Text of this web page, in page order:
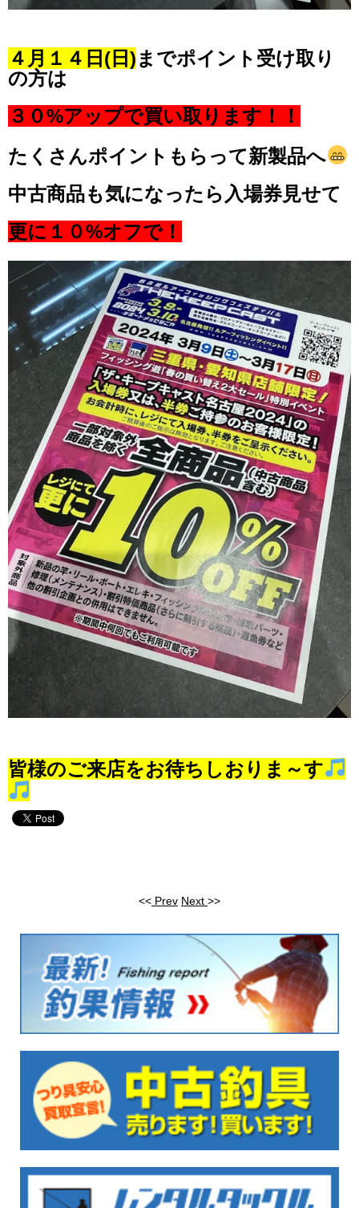
４月１４日(日)までポイント受け取り
の方は
３０%アップで買い取ります！！
たくさんポイントもらって新製品へ
中古商品も気になったら入場券見せて
更に１０%オフで！
皆様のご来店をお待ちしおりま～す
<< Prev Next >>